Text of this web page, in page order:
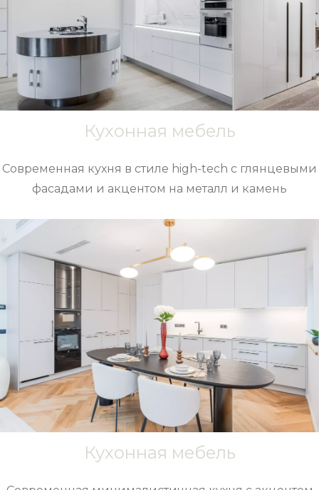
Кухонная мебель
Современная кухня в стиле high-tech с глянцевыми
фасадами и акцентом на металл и камень
Кухонная мебель